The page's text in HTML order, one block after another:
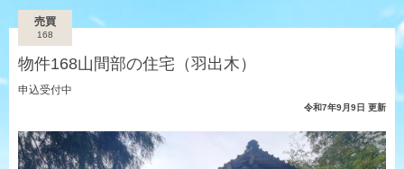
売買
168
物件168山間部の住宅（羽出木）
申込受付中
令和7年9月9日 更新